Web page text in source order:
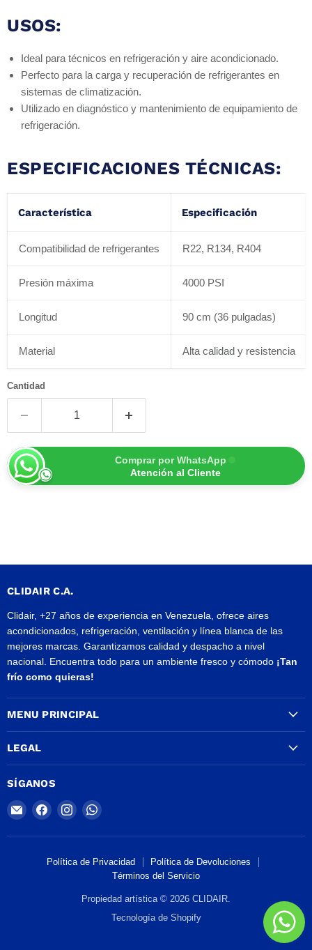
USOS:
Ideal para técnicos en refrigeración y aire acondicionado.
Perfecto para la carga y recuperación de refrigerantes en
sistemas de climatización.
Utilizado en diagnóstico y mantenimiento de equipamiento de
refrigeración.
ESPECIFICACIONES TÉCNICAS:
Característica Especificación
Compatibilidad de refrigerantes R22, R134, R404
Presión máxima 4000 PSI
Longitud 90 cm (36 pulgadas)
Material Alta calidad y resistencia
Cantidad
Comprar por WhatsApp
Atención al Cliente
CLIDAIR C.A.
Clidair, +27 años de experiencia en Venezuela, ofrece aires
acondicionados, refrigeración, ventilación y línea blanca de las
mejores marcas. Garantizamos calidad y despacho a nivel
nacional. Encuentra todo para un ambiente fresco y cómodo ¡Tan
frío como quieras!
MENU PRINCIPAL
LEGAL
SÍGANOS
Encuéntrenos
Correo
Encuéntrenos
Facebook
Encuéntrenos
Instagram
Encuéntrenos
WhatsApp
Política de Privacidad
Política de Devoluciones
Términos del Servicio
Propiedad artística © 2026 CLIDAIR.
Tecnología de Shopify